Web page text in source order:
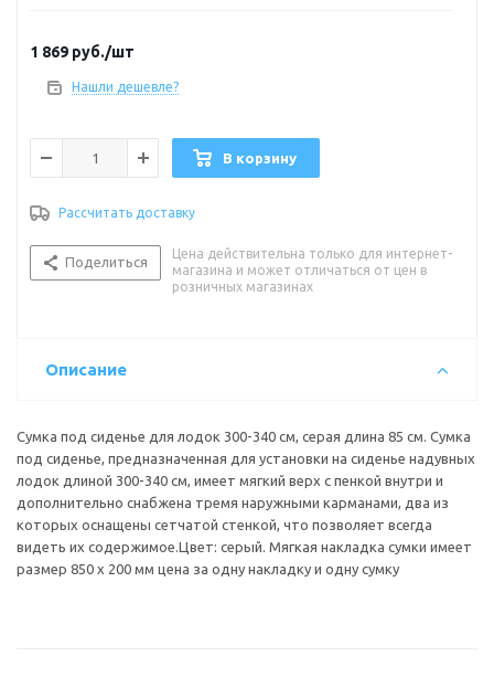
стенкой, что позволяет всегда видеть их содержимое.Цвет:
серый. Мягкая накладка сумки имеет размер 850 х 200 мм
цена за одну накладку и одну сумку
1 869 руб./шт
Нашли дешевле?
В корзину
Рассчитать доставку
Поделиться
Цена действительна только для интернет-
магазина и может отличаться от цен в
розничных магазинах
Описание
Сумка под сиденье для лодок 300-340 см, серая длина 85 см. Сумка
под сиденье, предназначенная для установки на сиденье надувных
лодок длиной 300-340 см, имеет мягкий верх с пенкой внутри и
дополнительно снабжена тремя наружными карманами, два из
которых оснащены сетчатой стенкой, что позволяет всегда
видеть их содержимое.Цвет: серый. Мягкая накладка сумки имеет
размер 850 х 200 мм цена за одну накладку и одну сумку